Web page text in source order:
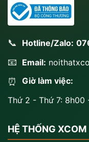
📞 Hotline/Zalo:
📧 Email:
⏰
Giờ làm việc:
Thứ 2 - Thứ 7: 8h00
HỆ THỐNG XCOM